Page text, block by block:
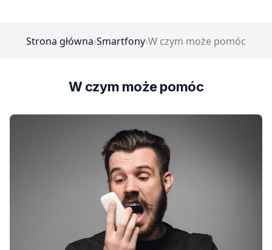
Strona główna›Smartfony›W czym może pomóc
W czym może pomóc